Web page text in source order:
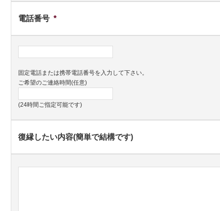
電話番号 *
固定電話または携帯電話番号を入力して下さい。
ご希望のご連絡時間(任意)
(24時間ご指定可能です)
復縁したい内容(簡単で結構です)